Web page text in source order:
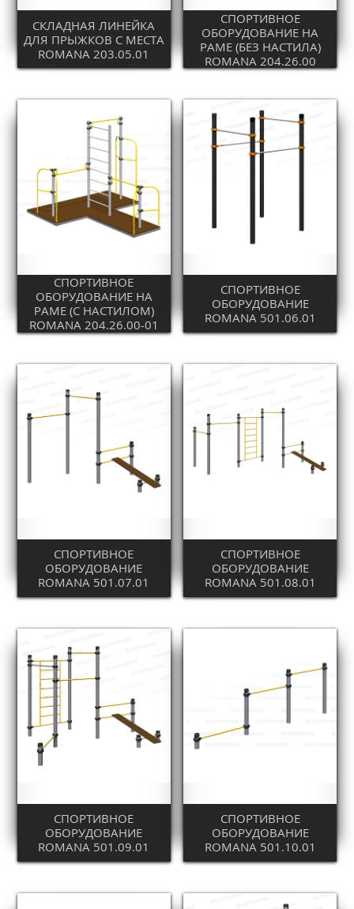
СКЛАДНАЯ ЛИНЕЙКА
ДЛЯ ПРЫЖКОВ С МЕСТА
ROMANA 203.05.01
СПОРТИВНОЕ
ОБОРУДОВАНИЕ НА
РАМЕ (БЕЗ НАСТИЛА)
ROMANA 204.26.00
СПОРТИВНОЕ
ОБОРУДОВАНИЕ НА
РАМЕ (С НАСТИЛОМ)
ROMANA 204.26.00-01
СПОРТИВНОЕ
ОБОРУДОВАНИЕ
ROMANA 501.06.01
СПОРТИВНОЕ
ОБОРУДОВАНИЕ
ROMANA 501.07.01
СПОРТИВНОЕ
ОБОРУДОВАНИЕ
ROMANA 501.08.01
СПОРТИВНОЕ
ОБОРУДОВАНИЕ
ROMANA 501.09.01
СПОРТИВНОЕ
ОБОРУДОВАНИЕ
ROMANA 501.10.01